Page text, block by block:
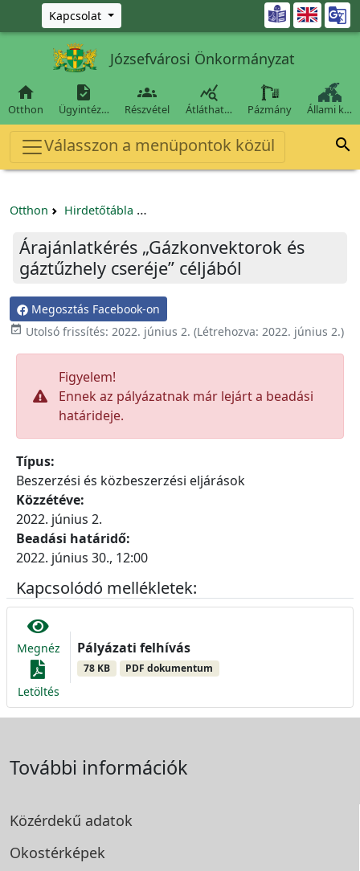
Ugrás a fő tartalomra
Kapcsolat 
Józsefvárosi Önkormányzat

Otthon

Ügyintéz…

Részvétel

Átláthat… Pázmány Állami k…
Válasszon a menüpontok közül 
Otthon Hirdetőtábla
Árajánlatkérés „Gázkonvektorok és
gáztűzhely cseréje” céljából
Megosztás Facebook-on
 Utolsó frissítés: 2022. június 2. (Létrehozva: 2022. június 2.)
Figyelem!
Ennek az pályázatnak már lejárt a beadási
határideje.
Típus:
Beszerzési és közbeszerzési eljárások
Közzétéve:
2022. június 2.
Beadási határidő:
2022. június 30., 12:00
Kapcsolódó mellékletek:
Megnéz
Letöltés
Pályázati felhívás
78 KB PDF dokumentum
További információk
Közérdekű adatok
Okostérképek